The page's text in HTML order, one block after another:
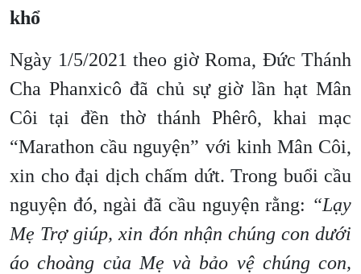
khổ
Ngày 1/5/2021 theo giờ Roma, Đức Thánh
Cha Phanxicô đã chủ sự giờ lần hạt Mân
Côi tại đền thờ thánh Phêrô, khai mạc
“Marathon cầu nguyện” với kinh Mân Côi,
xin cho đại dịch chấm dứt. Trong buổi cầu
nguyện đó, ngài đã cầu nguyện rằng: “Lạy
Mẹ Trợ giúp, xin đón nhận chúng con dưới
áo choàng của Mẹ và bảo vệ chúng con,